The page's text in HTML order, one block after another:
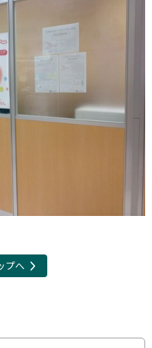
プへ